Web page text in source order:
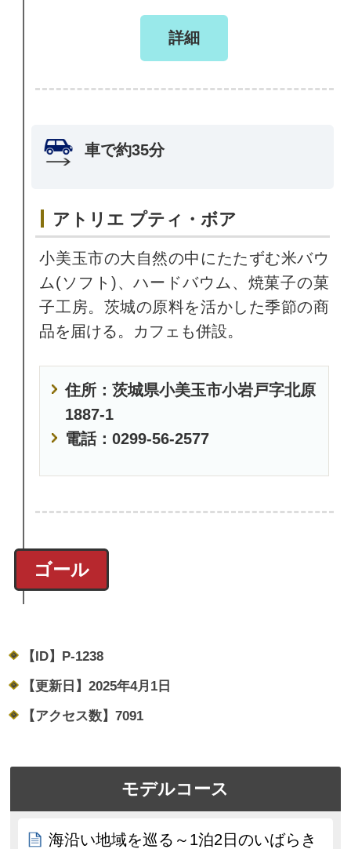
詳細
車で約35分
アトリエ プティ・ボア
小美玉市の大自然の中にたたずむ米バウ
ム(ソフト)、ハードバウム、焼菓子の菓
子工房。茨城の原料を活かした季節の商
品を届ける。カフェも併設。
住所：茨城県小美玉市小岩戸字北原
1887-1
電話：0299-56-2577
ゴール
【ID】 P-1238
【更新日】 2025年4月1日
【アクセス数】 7091
モデルコース
海沿い地域を巡る～1泊2日のいばらき